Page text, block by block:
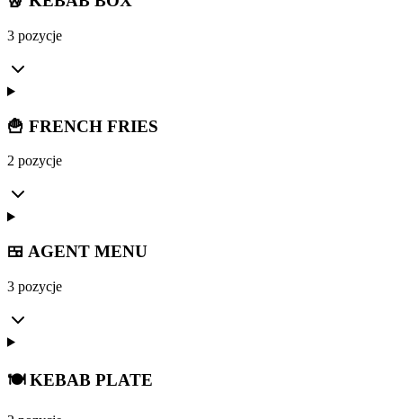
3 pozycje
🍟 FRENCH FRIES
2 pozycje
🍱 AGENT MENU
3 pozycje
🍽️ KEBAB PLATE